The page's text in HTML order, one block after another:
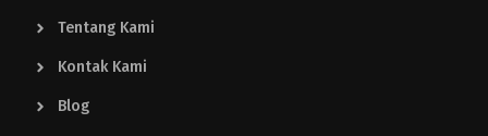
Tentang Kami
Kontak Kami
Blog